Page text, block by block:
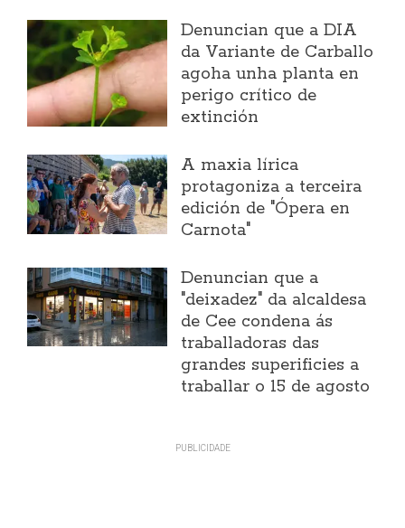
Denuncian que a DIA
da Variante de Carballo
agoha unha planta en
perigo crítico de
extinción
A maxia lírica
protagoniza a terceira
edición de "Ópera en
Carnota"
Denuncian que a
"deixadez" da alcaldesa
de Cee condena ás
traballadoras das
grandes superificies a
traballar o 15 de agosto